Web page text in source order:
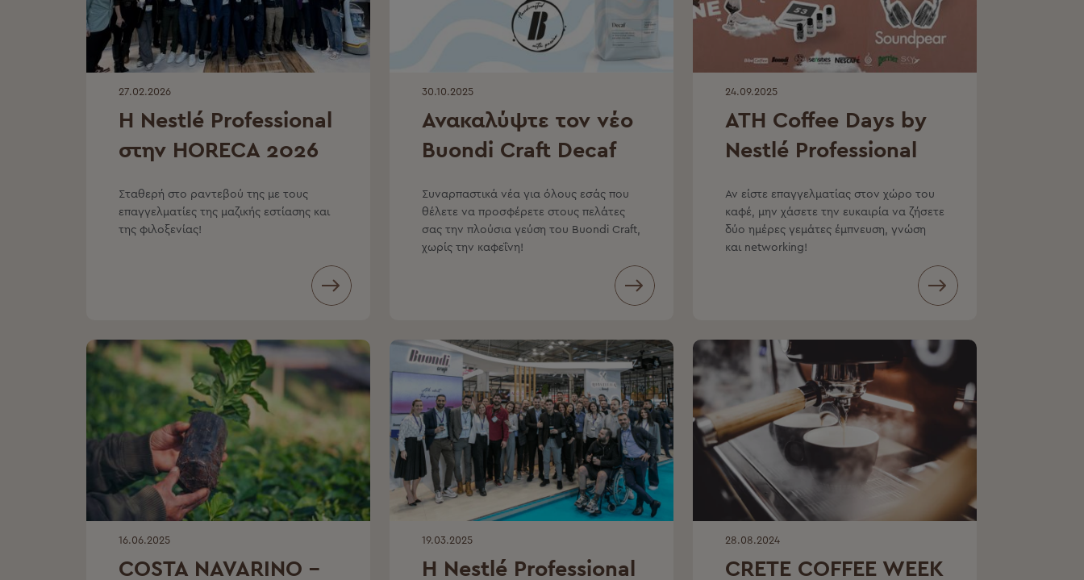
27.02.2026
Η Nestlé Professional
στην HORECA 2026
Σταθερή στο ραντεβού της με τους
επαγγελματίες της μαζικής εστίασης και
της φιλοξενίας!
30.10.2025
Ανακαλύψτε τον νέο
Buondi Craft Decaf
Συναρπαστικά νέα για όλους εσάς που
θέλετε να προσφέρετε στους πελάτες
σας την πλούσια γεύση του Buondi Craft,
χωρίς την καφεΐνη!
24.09.2025
ATH Coffee Days by
Nestlé Professional
Αν είστε επαγγελματίας στον χώρο του
καφέ, μην χάσετε την ευκαιρία να ζήσετε
δύο ημέρες γεμάτες έμπνευση, γνώση
και networking!
16.06.2025
COSTA NAVARINO –
19.03.2025
Η Nestlé Professional
28.08.2024
CRETE COFFEE WEEK